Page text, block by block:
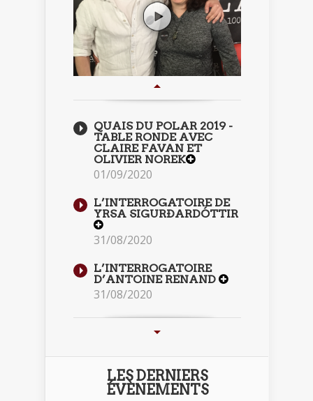
QUAIS DU POLAR 2019 -
TABLE RONDE AVEC
CLAIRE FAVAN ET
OLIVIER NOREK
01/09/2020
L’INTERROGATOIRE DE
YRSA SIGURÐARDÓTTIR
31/08/2020
L’INTERROGATOIRE
D’ANTOINE RENAND
31/08/2020
LES DERNIERS
ÉVÈNEMENTS